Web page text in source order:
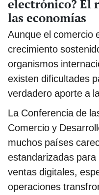
electrónico? El
las economías
Aunque el comercio
crecimiento
organismos
existen dificultades
verdadero aporte a
La Conferencia de
Comercio y
muchos países
estandarizadas
ventas digitales,
operaciones